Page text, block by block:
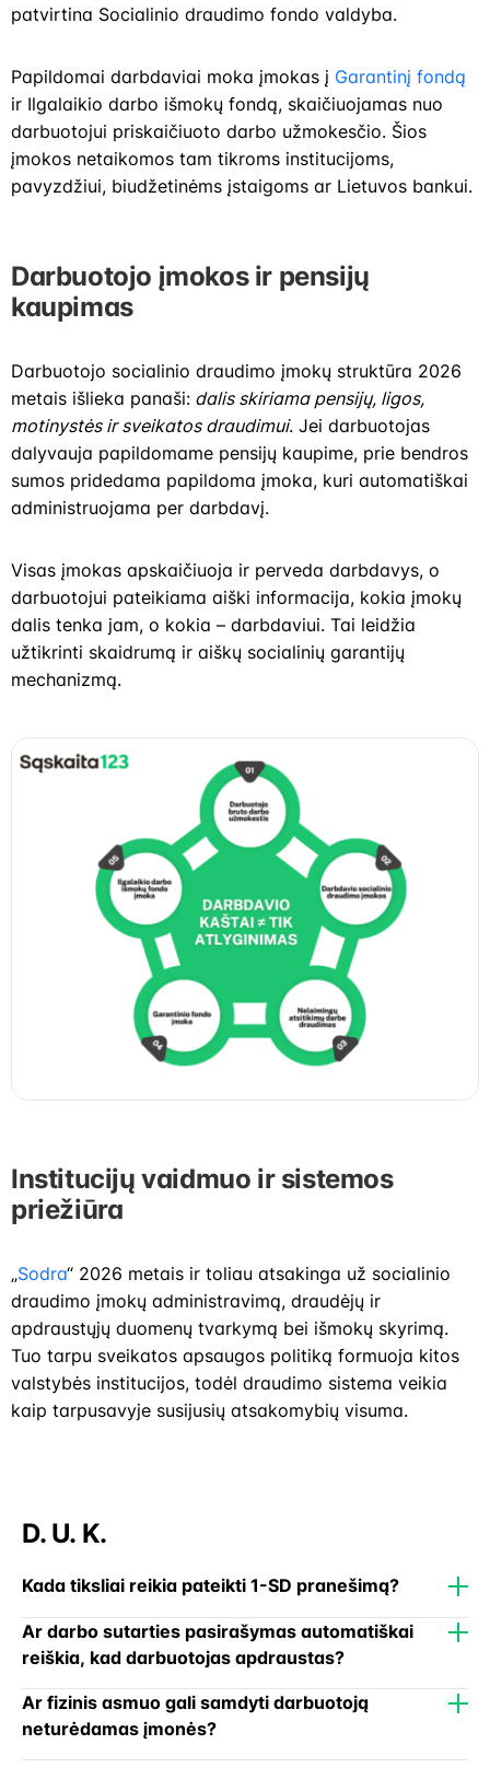
patvirtina Socialinio draudimo fondo valdyba.
Papildomai darbdaviai moka įmokas į Garantinį fondą
ir Ilgalaikio darbo išmokų fondą, skaičiuojamas nuo
darbuotojui priskaičiuoto darbo užmokesčio. Šios
įmokos netaikomos tam tikroms institucijoms,
pavyzdžiui, biudžetinėms įstaigoms ar Lietuvos bankui.
Darbuotojo įmokos ir pensijų
kaupimas
Darbuotojo socialinio draudimo įmokų struktūra 2026
metais išlieka panaši: dalis skiriama pensijų, ligos,
motinystės ir sveikatos draudimui. Jei darbuotojas
dalyvauja papildomame pensijų kaupime, prie bendros
sumos pridedama papildoma įmoka, kuri automatiškai
administruojama per darbdavį.
Visas įmokas apskaičiuoja ir perveda darbdavys, o
darbuotojui pateikiama aiški informacija, kokia įmokų
dalis tenka jam, o kokia – darbdaviui. Tai leidžia
užtikrinti skaidrumą ir aiškų socialinių garantijų
mechanizmą.
Institucijų vaidmuo ir sistemos
priežiūra
„Sodra“ 2026 metais ir toliau atsakinga už socialinio
draudimo įmokų administravimą, draudėjų ir
apdraustųjų duomenų tvarkymą bei išmokų skyrimą.
Tuo tarpu sveikatos apsaugos politiką formuoja kitos
valstybės institucijos, todėl draudimo sistema veikia
kaip tarpusavyje susijusių atsakomybių visuma.
D. U. K.
Kada tiksliai reikia pateikti 1-SD pranešimą?
Ar darbo sutarties pasirašymas automatiškai
reiškia, kad darbuotojas apdraustas?
Ar fizinis asmuo gali samdyti darbuotoją
neturėdamas įmonės?